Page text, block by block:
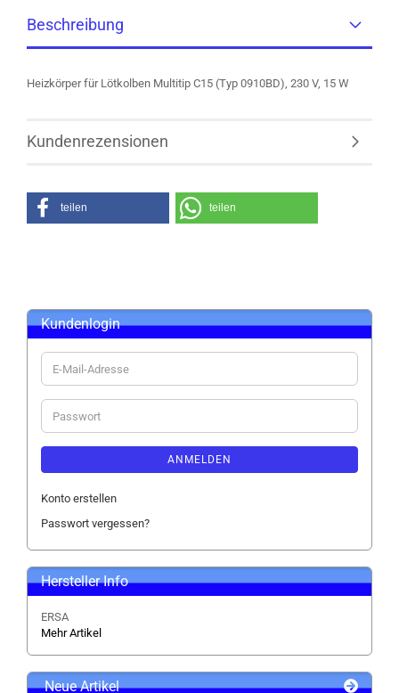
Beschreibung
Heizkörper für Lötkolben Multitip C15 (Typ 0910BD), 230 V, 15 W
Kundenrezensionen
teilen teilen
Kundenlogin
E-
Mail-
Adresse
Passwort
ANMELDEN
Konto erstellen
Passwort vergessen?
Hersteller Info
ERSA
Mehr Artikel
Neue Artikel